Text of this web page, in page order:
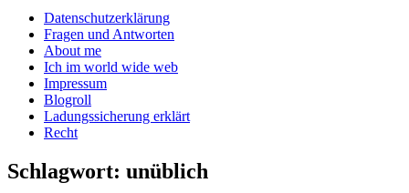
Facebook
anzeigen
Twitter
anzeigen
auf
Instagram
anzeigen
Main
menu
Skip
content
Datenschutzerklärung
Fragen und Antworten
About me
Ich im world wide web
Impressum
Blogroll
Ladungssicherung erklärt
Recht
Schlagwort: unüblich